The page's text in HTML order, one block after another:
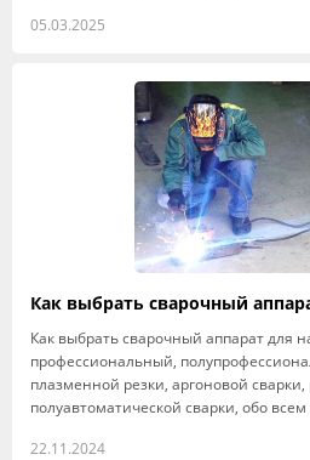
05.03.2025
Как выбрать сварочный
Как выбрать сварочный аппарат для
профессиональный,
плазменной резки, аргоновой сварки,
полуавтоматической сварки, обо
22.11.2024